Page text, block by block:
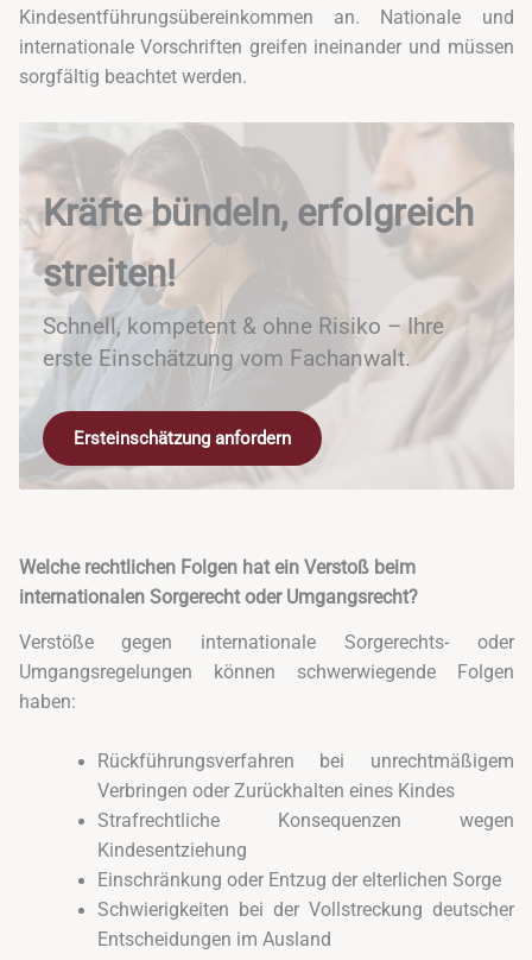
Kindesentführungsübereinkommen an. Nationale und
internationale Vorschriften greifen ineinander und müssen
sorgfältig beachtet werden.
Kräfte bündeln, erfolgreich
streiten!
Schnell, kompetent & ohne Risiko – Ihre
erste Einschätzung vom Fachanwalt.
Ersteinschätzung anfordern
Welche rechtlichen Folgen hat ein Verstoß beim
internationalen Sorgerecht oder Umgangsrecht?
Verstöße gegen internationale Sorgerechts- oder
Umgangsregelungen können schwerwiegende Folgen
haben:
Rückführungsverfahren bei unrechtmäßigem
Verbringen oder Zurückhalten eines Kindes
Strafrechtliche Konsequenzen wegen
Kindesentziehung
Einschränkung oder Entzug der elterlichen Sorge
Schwierigkeiten bei der Vollstreckung deutscher
Entscheidungen im Ausland